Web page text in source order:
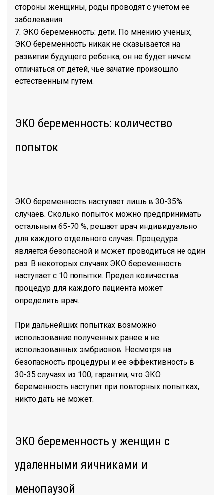
стороны женщины, роды проводят с учетом ее
заболевания.
7. ЭКО беременность: дети. По мнению ученых,
ЭКО беременность никак не сказывается на
развитии будущего ребенка, он не будет ничем
отличаться от детей, чье зачатие произошло
естественным путем.
ЭКО беременность: количество
попыток
ЭКО беременность наступает лишь в 30-35%
случаев. Сколько попыток можно предпринимать
остальным 65-70 %, решает врач индивидуально
для каждого отдельного случая. Процедура
является безопасной и может проводиться не один
раз. В некоторых случаях ЭКО беременность
наступает с 10 попытки. Предел количества
процедур для каждого пациента может
определить врач.
При дальнейших попытках возможно
использование полученных ранее и не
использованных эмбрионов. Несмотря на
безопасность процедуры и ее эффективность в
30-35 случаях из 100, гарантии, что ЭКО
беременность наступит при повторных попытках,
никто дать не может.
ЭКО беременность у женщин с
удаленными яичниками и
менопаузой